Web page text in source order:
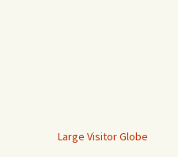
Large Visitor Globe